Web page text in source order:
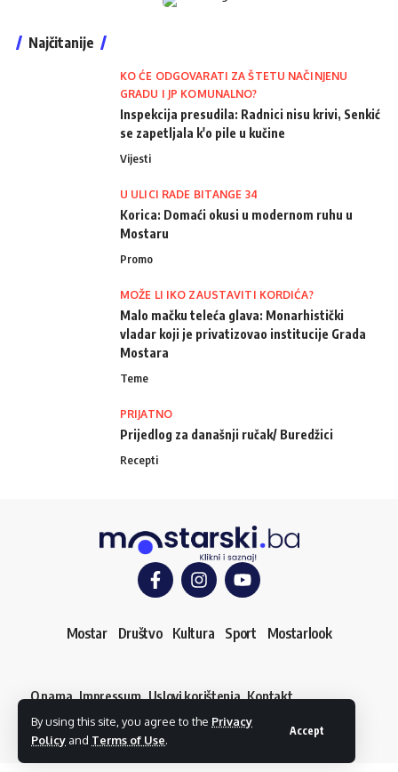
By using this site, you agree to the Privacy
Policy and Terms of Use.
Accept
Najčitanije
KO ĆE ODGOVARATI ZA ŠTETU NAČINJENU
GRADU I JP KOMUNALNO?
Inspekcija presudila: Radnici nisu krivi, Senkić
se zapetljala k'o pile u kučine
Vijesti
U ULICI RADE BITANGE 34
Korica: Domaći okusi u modernom ruhu u
Mostaru
Promo
MOŽE LI IKO ZAUSTAVITI KORDIĆA?
Malo mačku teleća glava: Monarhistički
vladar koji je privatizovao institucije Grada
Mostara
Teme
PRIJATNO
Prijedlog za današnji ručak/ Buredžici
Recepti
Mostar Društvo Kultura Sport Mostarlook
O nama Impressum Uslovi korištenja Kontakt
Dojavi vijest
© mostarski.ba. Sva prava pridržana